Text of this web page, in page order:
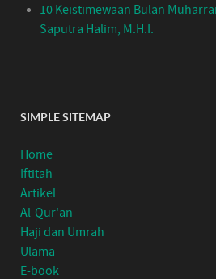
10 Keistimewaan Bulan
Saputra Halim, M.H.I.
SIMPLE SITEMAP
Home
Iftitah
Artikel
Al-Qur'an
Haji dan Umrah
Ulama
E-book